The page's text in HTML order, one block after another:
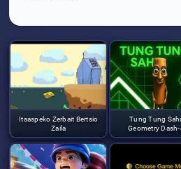
Itsaspeko Zerbait Bertsio
Zaila
Tung Tung
Geometry Dash-